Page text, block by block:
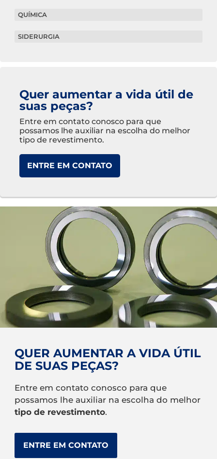
QUÍMICA
SIDERURGIA
Quer aumentar a vida útil de
suas peças?
Entre em contato conosco para que
possamos lhe auxiliar na escolha do melhor
tipo de revestimento.
ENTRE EM CONTATO
QUER AUMENTAR A VIDA ÚTIL
DE SUAS PEÇAS?
Entre em contato conosco para que
possamos lhe auxiliar na escolha do melhor
tipo de revestimento.
ENTRE EM CONTATO